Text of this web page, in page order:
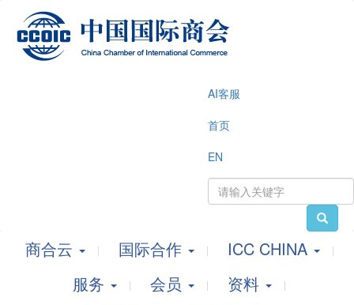
AI客服
首页
EN
商合云 国际合作
ICC CHINA
服务
会员
资料